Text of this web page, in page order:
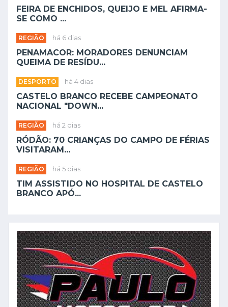
FEIRA DE ENCHIDOS, QUEIJO E MEL AFIRMA-
SE COMO ...
REGIÃO há 6 dias
PENAMACOR: MORADORES DENUNCIAM
QUEIMA DE RESÍDU...
DESPORTO há 4 dias
CASTELO BRANCO RECEBE CAMPEONATO
NACIONAL "DOWN...
REGIÃO há 2 dias
RÓDÃO: 70 CRIANÇAS DO CAMPO DE FÉRIAS
VISITARAM...
REGIÃO há 5 dias
TIM ASSISTIDO NO HOSPITAL DE CASTELO
BRANCO APÓ...